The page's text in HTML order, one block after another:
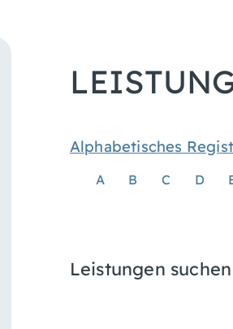
Alphabetisches
A B C D
Leistungen suchen